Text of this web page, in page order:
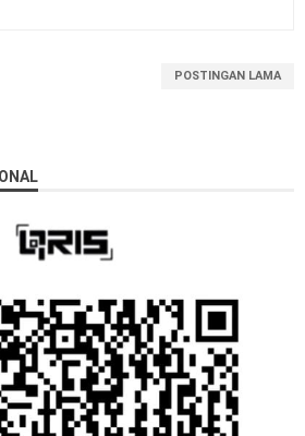
POSTINGAN LAMA